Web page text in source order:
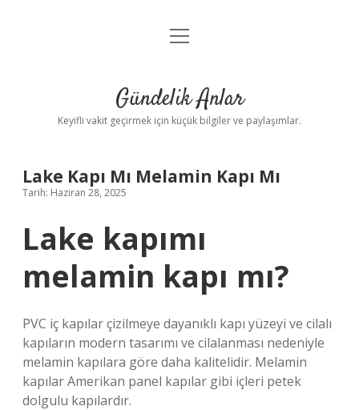
Anasayfa
Yasal Uyarı
menüyü
Gündelik Anlar
Keyifli vakit geçirmek için küçük bilgiler ve paylaşımlar.
Lake Kapı Mı Melamin Kapı Mı
Tarih: Haziran 28, 2025
Lake kapımı
melamin kapı mı?
PVC iç kapılar çizilmeye dayanıklı kapı yüzeyi ve cilalı
kapıların modern tasarımı ve cilalanması nedeniyle
melamin kapılara göre daha kalitelidir. Melamin
kapılar Amerikan panel kapılar gibi içleri petek
dolgulu kapılardır.